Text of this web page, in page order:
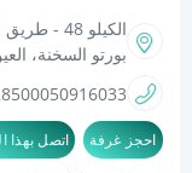
الكيلو
بورتو السخنة،
16033
احجز غرفة اتصل بهذا